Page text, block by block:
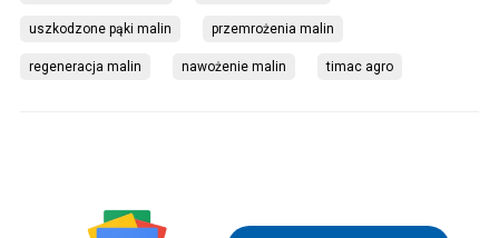
uszkodzone pąki malin przemrożenia malin
regeneracja malin nawożenie malin timac agro